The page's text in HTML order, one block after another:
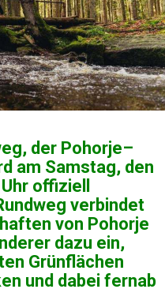
der Pohorje–
am Samstag, den
offiziell
verbindet
von Pohorje
dazu ein,
Grünflächen
und dabei fernab